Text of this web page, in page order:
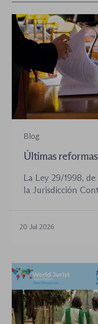
Blog
Últimas
La Ley 29/1998,
la Jurisdicción
aprobadas en los
tramitación de los
la organización de
20 Jul 2026